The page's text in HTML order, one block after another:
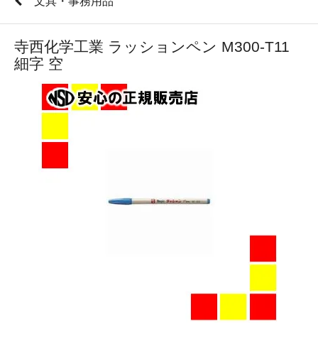
寺西化学工業 ラッションペン M300-T11
細字 空